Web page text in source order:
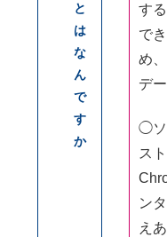
と
は
な
ん
で
す
か
す
で
め
デ
◯ソ
ス
ン
え